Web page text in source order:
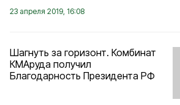
23 апреля 2019, 16:08
Шагнуть за горизонт. Комбинат
КМАруда получил
Благодарность Президента РФ